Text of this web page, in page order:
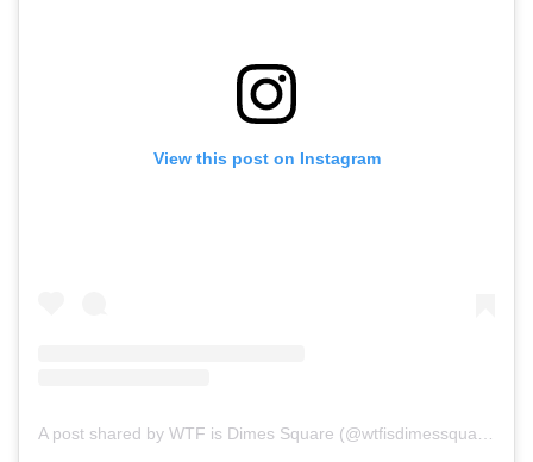
View this post on Instagram